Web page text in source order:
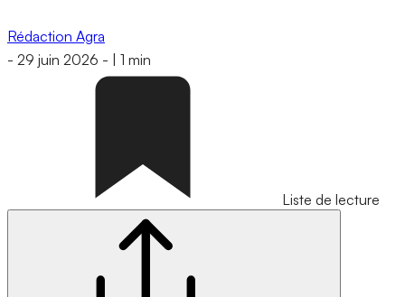
Rédaction Agra
- 29 juin 2026 - 1 min
Liste de lecture